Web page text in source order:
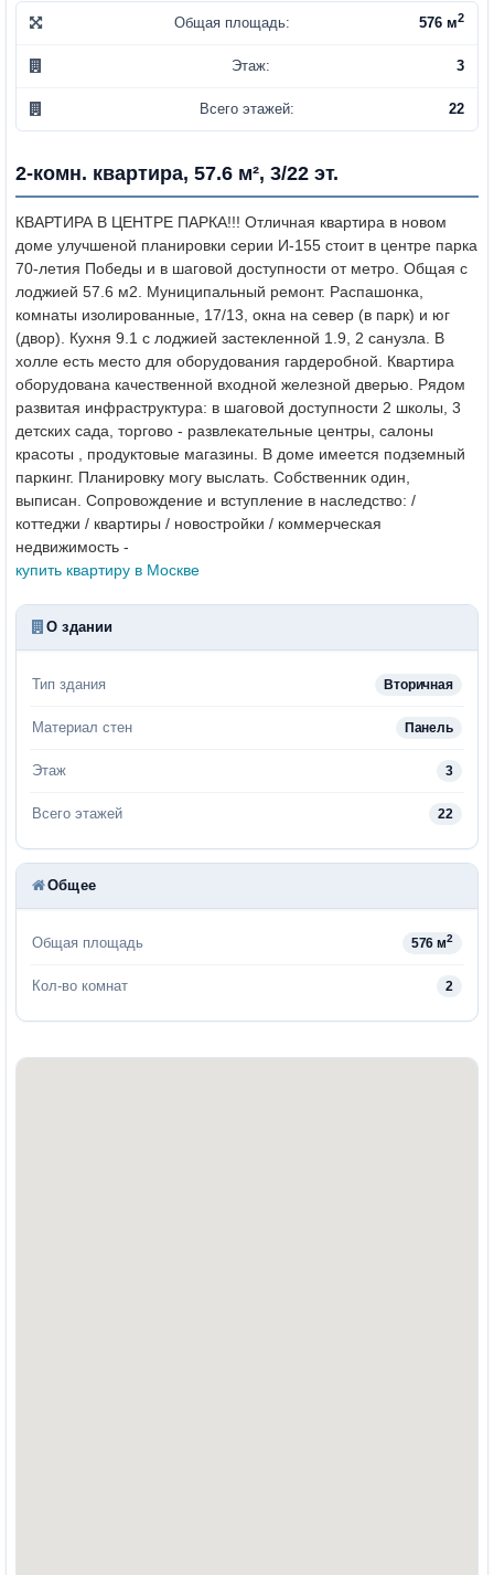
Общая площадь: 576 м2
Этаж: 3
Всего этажей: 22
2-комн. квартира, 57.6 м², 3/22 эт.
КВАРТИРА В ЦЕНТРЕ ПАРКА!!! Отличная квартира в новом
доме улучшеной планировки серии И-155 стоит в центре парка
70-летия Победы и в шаговой доступности от метро. Общая с
лоджией 57.6 м2. Муниципальный ремонт. Распашонка,
комнаты изолированные, 17/13, окна на север (в парк) и юг
(двор). Кухня 9.1 с лоджией застекленной 1.9, 2 санузла. В
холле есть место для оборудования гардеробной. Квартира
оборудована качественной входной железной дверью. Рядом
развитая инфраструктура: в шаговой доступности 2 школы, 3
детских сада, торгово - развлекательные центры, салоны
красоты , продуктовые магазины. В доме имеется подземный
паркинг. Планировку могу выслать. Собственник один,
выписан. Сопровождение и вступление в наследство: /
коттеджи / квартиры / новостройки / коммерческая
недвижимость -
купить квартиру в Москве
О здании
Тип здания Вторичная
Материал стен Панель
Этаж 3
Всего этажей 22
Общее
Общая площадь 576 м2
Кол-во комнат 2